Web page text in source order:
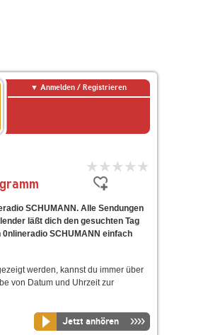
Anmelden / Registrieren
SCHUMANN. Alle Sendungen
läßt dich den gesuchten Tag
SCHUMANN einfach
werden, kannst du immer über
von Datum und Uhrzeit zur
Jetzt anhören